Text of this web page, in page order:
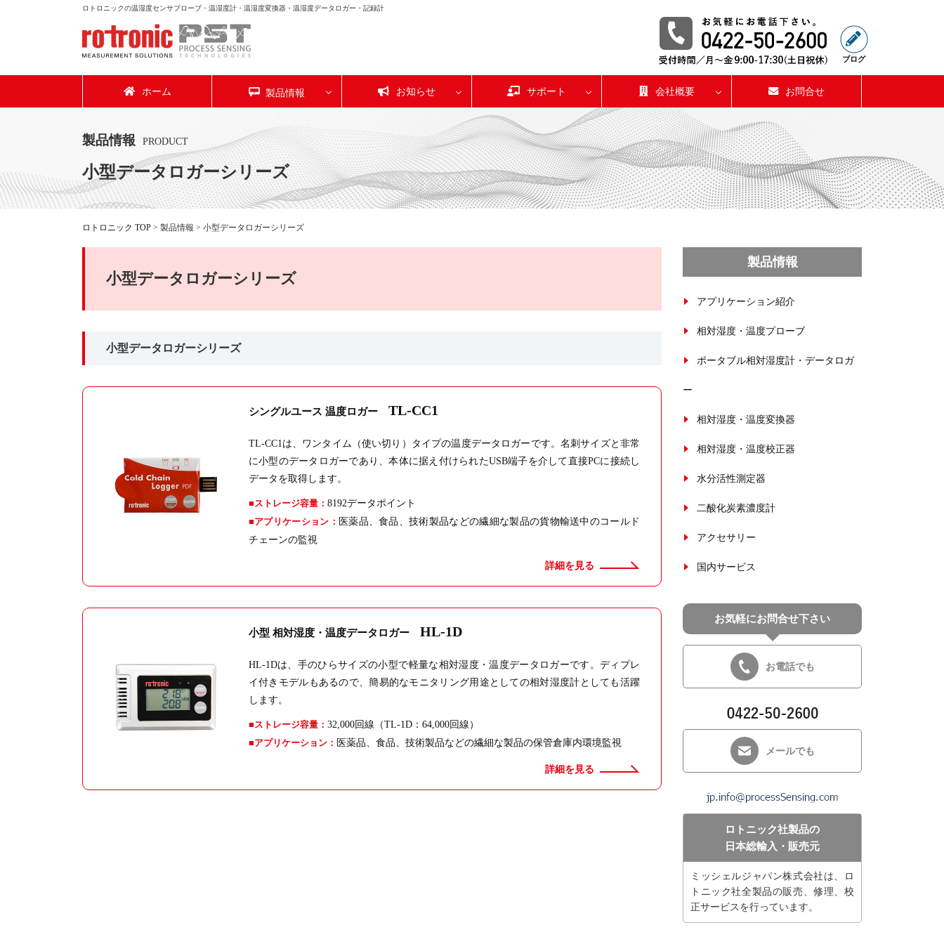
ロトロニックの温湿度センサプローブ・温湿度計・温湿度変換器・温湿度データロガー・記録計
ブログ
ホーム 製品情報 お知らせ サポート 会社概要 お問合せ
製品情報 PRODUCT
小型データロガーシリーズ
ロトロニック TOP > 製品情報 > 小型データロガーシリーズ
小型データロガーシリーズ
小型データロガーシリーズ
シングルユース 温度ロガー TL-CC1
TL-CC1は、ワンタイム（使い切り）タイプの温度データロガーです。名刺サイズと非常
に小型のデータロガーであり、本体に据え付けられたUSB端子を介して直接PCに接続し
データを取得します。
ストレージ容量： 8192データポイント
アプリケーション： 医薬品、食品、技術製品などの繊細な製品の貨物輸送中のコールド
チェーンの監視
詳細を見る
小型 相対湿度・温度データロガー HL-1D
HL-1Dは、手のひらサイズの小型で軽量な相対湿度・温度データロガーです。ディプレ
イ付きモデルもあるので、簡易的なモニタリング用途としての相対湿度計としても活躍
します。
ストレージ容量： 32,000回線（TL-1D：64,000回線）
アプリケーション： 医薬品、食品、技術製品などの繊細な製品の保管倉庫内環境監視
詳細を見る
製品情報
アプリケーション紹介
相対湿度・温度プローブ
ポータブル相対湿度計・データロガ
ー
相対湿度・温度変換器
相対湿度・温度校正器
水分活性測定器
二酸化炭素濃度計
アクセサリー
国内サービス
お気軽にお問合せ下さい
お電話でも
メールでも
ロトニック社製品の
日本総輸入・販売元
ミッシェルジャパン株式会社は、ロ
トニック社全製品の販売、修理、校
正サービスを行っています。